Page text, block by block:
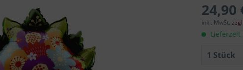
24,90
inkl. MwSt.
Lieferzeit